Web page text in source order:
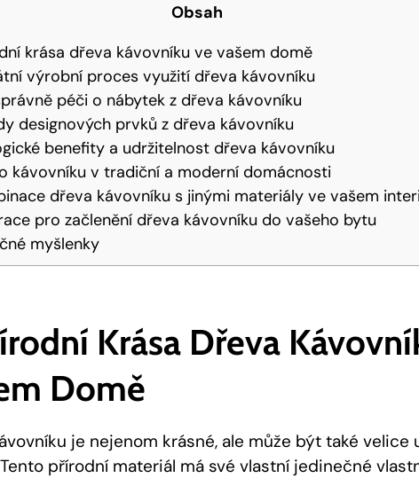
Obsah
krása dřeva kávovníku ve vašem domě
výrobní proces využití dřeva kávovníku
péči o nábytek z dřeva kávovníku
designových prvků z dřeva kávovníku
benefity a udržitelnost dřeva kávovníku
kávovníku v tradiční a moderní domácnosti
dřeva kávovníku s jinými materiály ve vašem
pro začlenění dřeva kávovníku do vašeho bytu
myšlenky
Krása Dřeva
Domě
je nejenom krásné, ale může být také velice
přírodní materiál má své vlastní jedinečné